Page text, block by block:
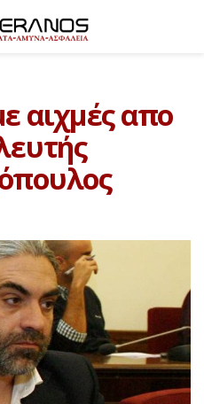
αιχμές απο